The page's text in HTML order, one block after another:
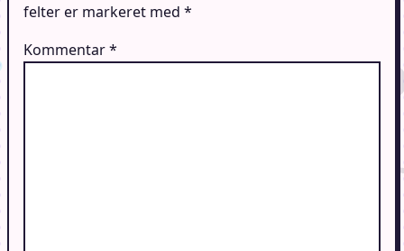
felter er markeret med *
Kommentar*